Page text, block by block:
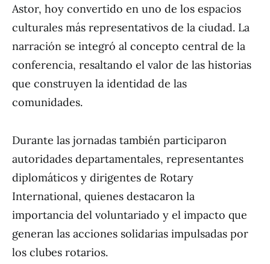
Astor, hoy convertido en uno de los espacios
culturales más representativos de la ciudad. La
narración se integró al concepto central de la
conferencia, resaltando el valor de las historias
que construyen la identidad de las
comunidades.
Durante las jornadas también participaron
autoridades departamentales, representantes
diplomáticos y dirigentes de Rotary
International, quienes destacaron la
importancia del voluntariado y el impacto que
generan las acciones solidarias impulsadas por
los clubes rotarios.